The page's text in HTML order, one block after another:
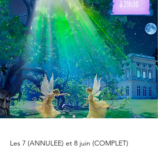
Les 7 (ANNULEE) et 8 juin (COMPLET)